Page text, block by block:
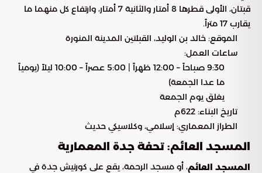
قبتان، الأولى قطرها 8 أمتار والثانية 7 أمتار، وارتفاع كل منهما ما
يقارب 17 متراً.
الموقع: خالد بن الوليد، القبلتين المدينة المنورة
ساعات العمل:
9:30 صباحاً – 12:00 ظهراً | 5:00 عصراً – 10:00 ليلاً (يومياً
ما عدا الجمعة)
يغلق يوم الجمعة
تاريخ البناء: 622م
الطراز المعماري: إسلامي، وكلاسيكي حديث
المسجد العائم: تحفة جدة المعمارية
المسجد العائم، أو مسجد الرحمة، يقع على كورنيش جدة في